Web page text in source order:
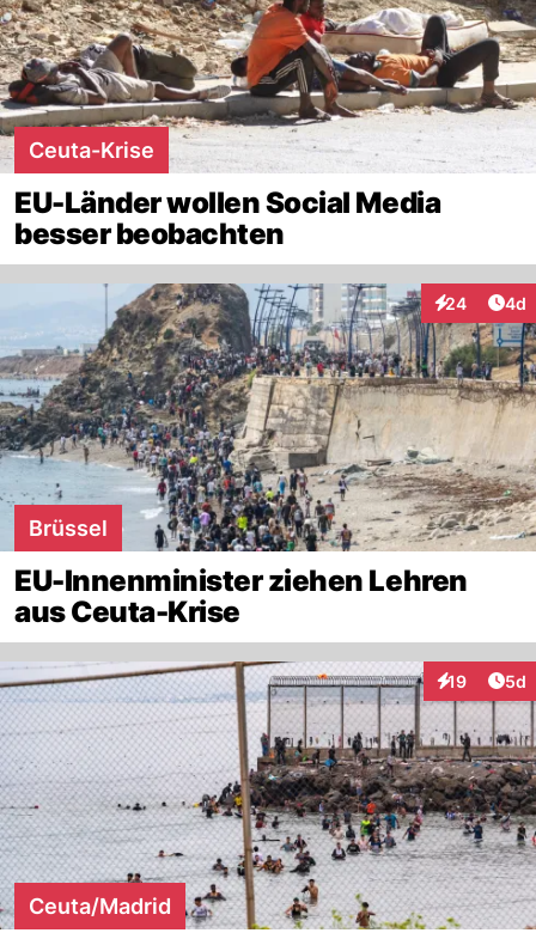
Ceuta-Krise
EU-Länder wollen Social Media
besser beobachten
24
Interaktionen
4d
Brüssel
EU-Innenminister ziehen Lehren
aus Ceuta-Krise
19
Interaktionen
5d
Ceuta/Madrid